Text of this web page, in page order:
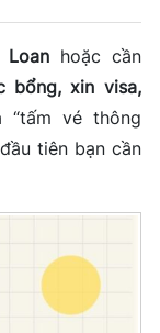
hoặc cần
bổng, xin visa,
“tấm vé thông
tiên bạn cần